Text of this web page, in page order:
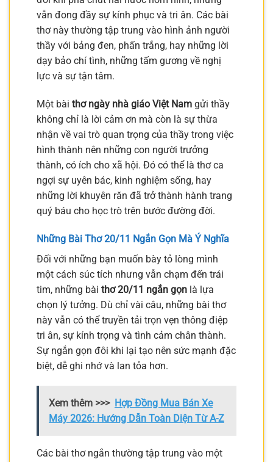
vẫn đong đầy sự kính phục và tri ân. Các bài
thơ này thường tập trung vào hình ảnh người
thầy với bảng đen, phấn trắng, hay những lời
dạy bảo chí tình, những tấm gương về nghị
lực và sự tận tâm.
Một bài thơ ngày nhà giáo Việt Nam gửi thầy
không chỉ là lời cảm ơn mà còn là sự thừa
nhận về vai trò quan trọng của thầy trong việc
hình thành nên những con người trưởng
thành, có ích cho xã hội. Đó có thể là thơ ca
ngợi sự uyên bác, kinh nghiệm sống, hay
những lời khuyên răn đã trở thành hành trang
quý báu cho học trò trên bước đường đời.
Những Bài Thơ 20/11 Ngắn Gọn Mà Ý Nghĩa
Đối với những bạn muốn bày tỏ lòng mình
một cách súc tích nhưng vẫn chạm đến trái
tim, những bài thơ 20/11 ngắn gọn là lựa
chọn lý tưởng. Dù chỉ vài câu, những bài thơ
này vẫn có thể truyền tải trọn vẹn thông điệp
tri ân, sự kính trọng và tình cảm chân thành.
Sự ngắn gọn đôi khi lại tạo nên sức mạnh đặc
biệt, dễ ghi nhớ và lan tỏa hơn.
Xem thêm >>> Hợp Đồng Mua Bán Xe
Máy 2026: Hướng Dẫn Toàn Diện Từ A-Z
Các bài thơ ngắn thường tập trung vào một